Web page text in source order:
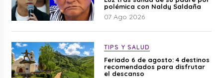
polémica con Naldy Saldaña
07 Ago 2026
TIPS Y SALUD
Feriado 6 de agosto: 4 destinos
recomendados para disfrutar
el descanso